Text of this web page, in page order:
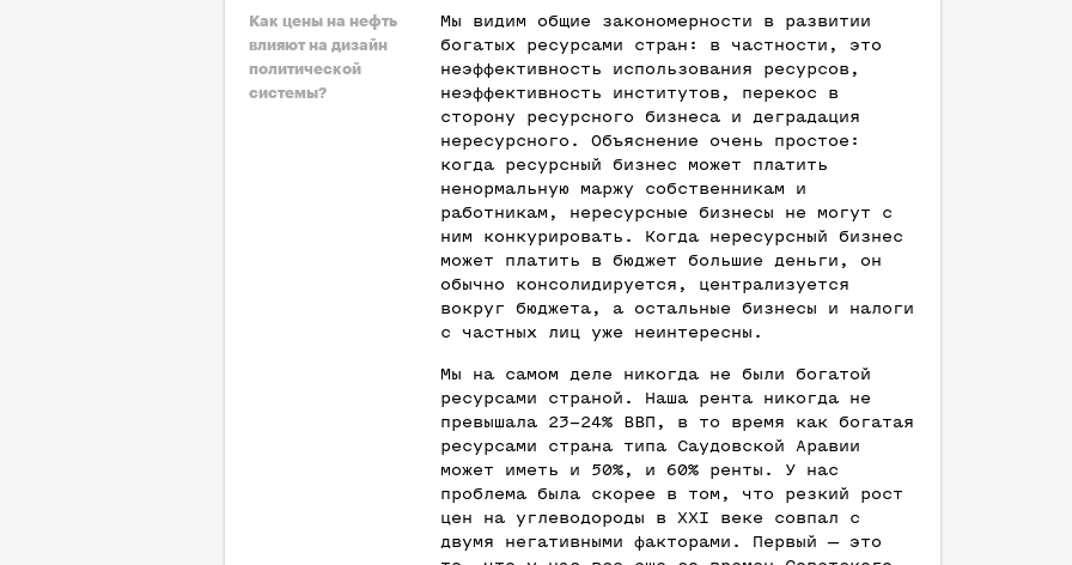
Как цены на нефть
влияют на дизайн
политической
системы?
Мы видим общие закономерности в развитии
богатых ресурсами стран: в частности, это
неэффективность использования ресурсов,
неэффективность институтов, перекос в
сторону ресурсного бизнеса и деградация
нересурсного. Объяснение очень простое:
когда ресурсный бизнес может платить
ненормальную маржу собственникам и
работникам, нересурсные бизнесы не могут с
ним конкурировать. Когда нересурсный бизнес
может платить в бюджет большие деньги, он
обычно консолидируется, централизуется
вокруг бюджета, а остальные бизнесы и налоги
с частных лиц уже неинтересны.
Мы на самом деле никогда не были богатой
ресурсами страной. Наша рента никогда не
превышала 23–24% ВВП, в то время как богатая
ресурсами страна типа Саудовской Аравии
может иметь и 50%, и 60% ренты. У нас
проблема была скорее в том, что резкий рост
цен на углеводороды в XXI веке совпал с
двумя негативными факторами. Первый — это